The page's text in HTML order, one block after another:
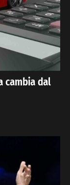
cambia dal